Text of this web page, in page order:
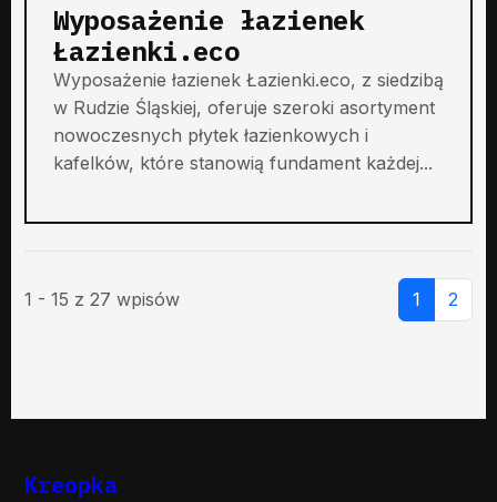
Wyposażenie łazienek
Łazienki.eco
Wyposażenie łazienek Łazienki.eco, z siedzibą
w Rudzie Śląskiej, oferuje szeroki asortyment
nowoczesnych płytek łazienkowych i
kafelków, które stanowią fundament każdej...
1 - 15 z 27 wpisów 1 2
Kreopka